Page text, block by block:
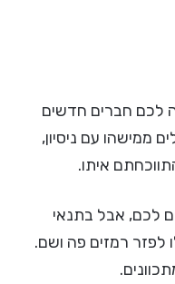
לכם חברים חדשים
עם ניסיון,
איתו.
לכם, אבל בתנאי
לפזר רמזים פה ושם.